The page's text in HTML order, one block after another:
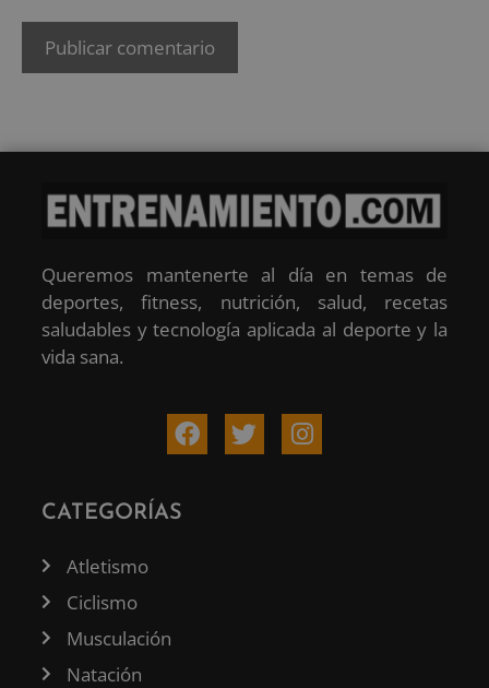
Queremos mantenerte al día en temas de
deportes, fitness, nutrición, salud, recetas
saludables y tecnología aplicada al deporte y la
vida sana.
CATEGORÍAS
Atletismo
Ciclismo
Musculación
Natación